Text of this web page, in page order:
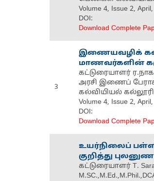
Volume 4, Issue 2,
DOI:
Download Complete
3
இணையவழிக்
மாணவர்களின்
கட்டுரையாளர்
அரசி இணைப்
கல்வியியல்
Volume 4, Issue 2,
DOI:
Download Complete
உயர்நிலைப்
குறித்து
கட்டுரையாளர் T.